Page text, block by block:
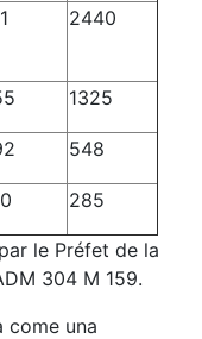
2440
1325
548
285
le Préfet de la
304 M 159.
come una